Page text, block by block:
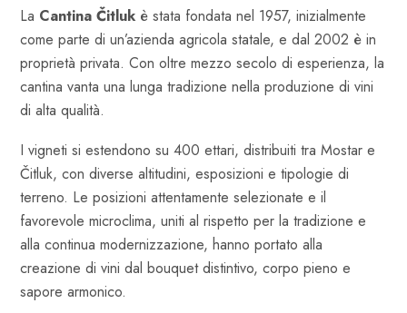
La Cantina Čitluk è stata fondata nel 1957, inizialmente
come parte di un’azienda agricola statale, e dal 2002 è in
proprietà privata. Con oltre mezzo secolo di esperienza, la
cantina vanta una lunga tradizione nella produzione di vini
di alta qualità.
I vigneti si estendono su 400 ettari, distribuiti tra Mostar e
Čitluk, con diverse altitudini, esposizioni e tipologie di
terreno. Le posizioni attentamente selezionate e il
favorevole microclima, uniti al rispetto per la tradizione e
alla continua modernizzazione, hanno portato alla
creazione di vini dal bouquet distintivo, corpo pieno e
sapore armonico.